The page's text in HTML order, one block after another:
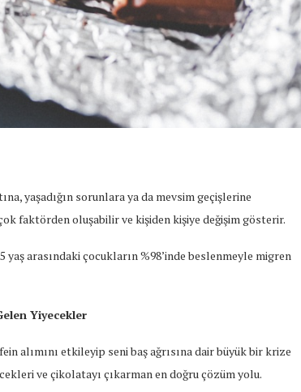
yaşadığın sorunlara ya da mevsim geçişlerine
faktörden oluşabilir ve kişiden kişiye değişim gösterir.
arasındaki çocukların %98’inde beslenmeyle migren
Yiyecekler
alımını etkileyip seni baş ağrısına dair büyük bir krize
ve çikolatayı çıkarman en doğru çözüm yolu.